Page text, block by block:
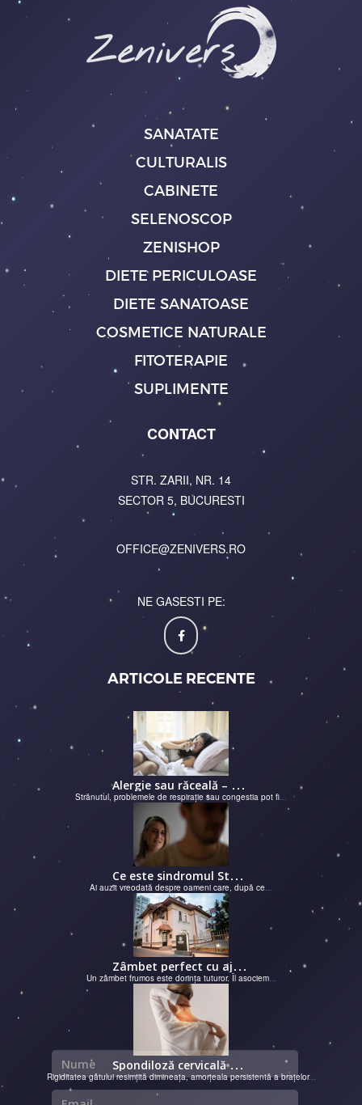
SANATATE
CULTURALIS
CABINETE
SELENOSCOP
ZENISHOP
DIETE PERICULOASE
DIETE SANATOASE
COSMETICE NATURALE
FITOTERAPIE
SUPLIMENTE
CONTACT
STR. ZARII, NR. 14
SECTOR 5, BUCURESTI
OFFICE@ZENIVERS.RO
NE GASESTI PE:
ARTICOLE RECENTE
A
lergie sau răceală – cum îţi dai seama de ce suferi și de ce conteaz...
Strănutul, problemele de respirație sau congestia pot fi
C
e este sindromul Stockholm și de ce victimele își apără agresorii.
Ai auzit vreodată despre oameni care, după ce
Z
âmbet perfect cu ajutorul unui cabinet dentar
Un zâmbet frumos este dorința tuturor. Îl asociem...
S
pondiloză cervicală – semnale de alarmă și soluții moderne chirurgie...
Rigiditatea gâtului resimțită dimineața, amorțeala persistentă a brațelor...
Nume